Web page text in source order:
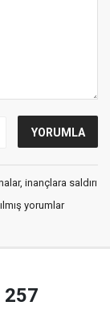
inançlara saldırı
yorumlar
257